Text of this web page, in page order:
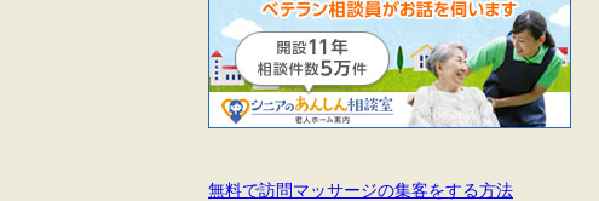
無料で訪問マッサージの集客をする方法